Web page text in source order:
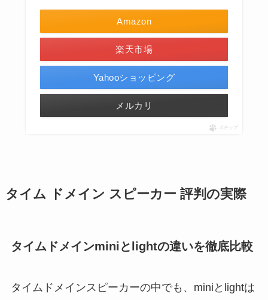
Amazon
楽天市場
Yahooショッピング
メルカリ
ポチップ
タイム ドメイン スピーカー 評判の実際
タイムドメインminiとlightの違いを徹底比較
タイムドメインスピーカーの中でも、miniとlightは